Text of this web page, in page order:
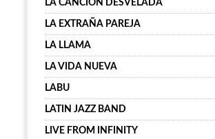
LA CANCIÓN DESVELADA
LA EXTRAÑA PAREJA
LA LLAMA
LA VIDA NUEVA
LABU
LATIN JAZZ BAND
LIVE FROM INFINITY